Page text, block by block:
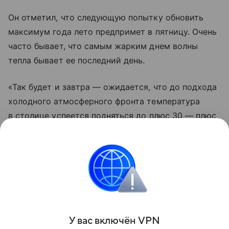
Он отметил, что следующую попытку обновить
максимум года лето предпримет в пятницу. Очень
часто бывает, что самым жарким днем волны
тепла бывает ее последний день.
«Так будет и завтра — ожидается, что до подхода
холодного атмосферного фронта температура
в столице успеется подняться до плюс 30 — плюс
По словам Леуса, с большой долей вероятности
у лета это будет последняя возможность улучшить
Поделиться
У вас включён VPN